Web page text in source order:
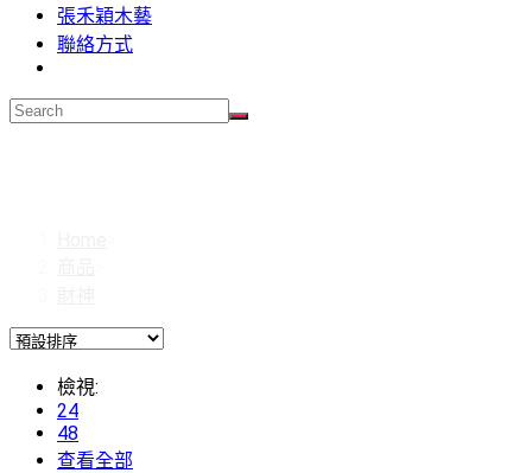
張禾穎木藝
聯絡方式
檢視:
24
48
查看全部